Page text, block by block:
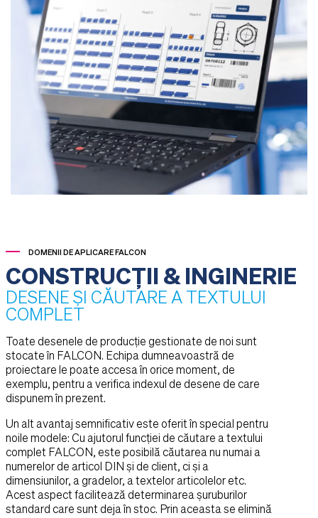
DOMENII DE APLICARE FALCON
CONSTRUCȚII & INGINERIE
DESENE ȘI CĂUTARE A TEXTULUI
COMPLET
Toate desenele de producție gestionate de noi sunt
stocate în FALCON. Echipa dumneavoastră de
proiectare le poate accesa în orice moment, de
exemplu, pentru a verifica indexul de desene de care
dispunem în prezent.
Un alt avantaj semnificativ este oferit în special pentru
noile modele: Cu ajutorul funcției de căutare a textului
complet FALCON, este posibilă căutarea nu numai a
numerelor de articol DIN și de client, ci și a
dimensiunilor, a gradelor, a textelor articolelor etc.
Acest aspect facilitează determinarea șuruburilor
standard care sunt deja în stoc. Prin aceasta se elimină